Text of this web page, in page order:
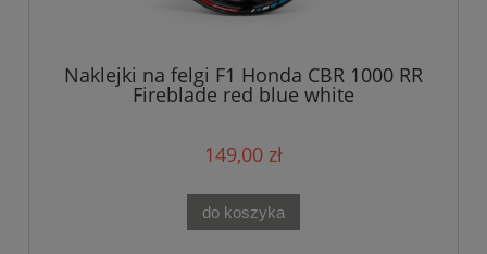
Naklejki na felgi F1 Honda CBR 1000 RR
Fireblade red blue white
149,00 zł
do koszyka